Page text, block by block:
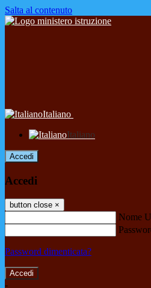
Salta al contenuto
Italiano
Italiano
Accedi
Accedi
button close ×
Nome
Password dimenticata?
-